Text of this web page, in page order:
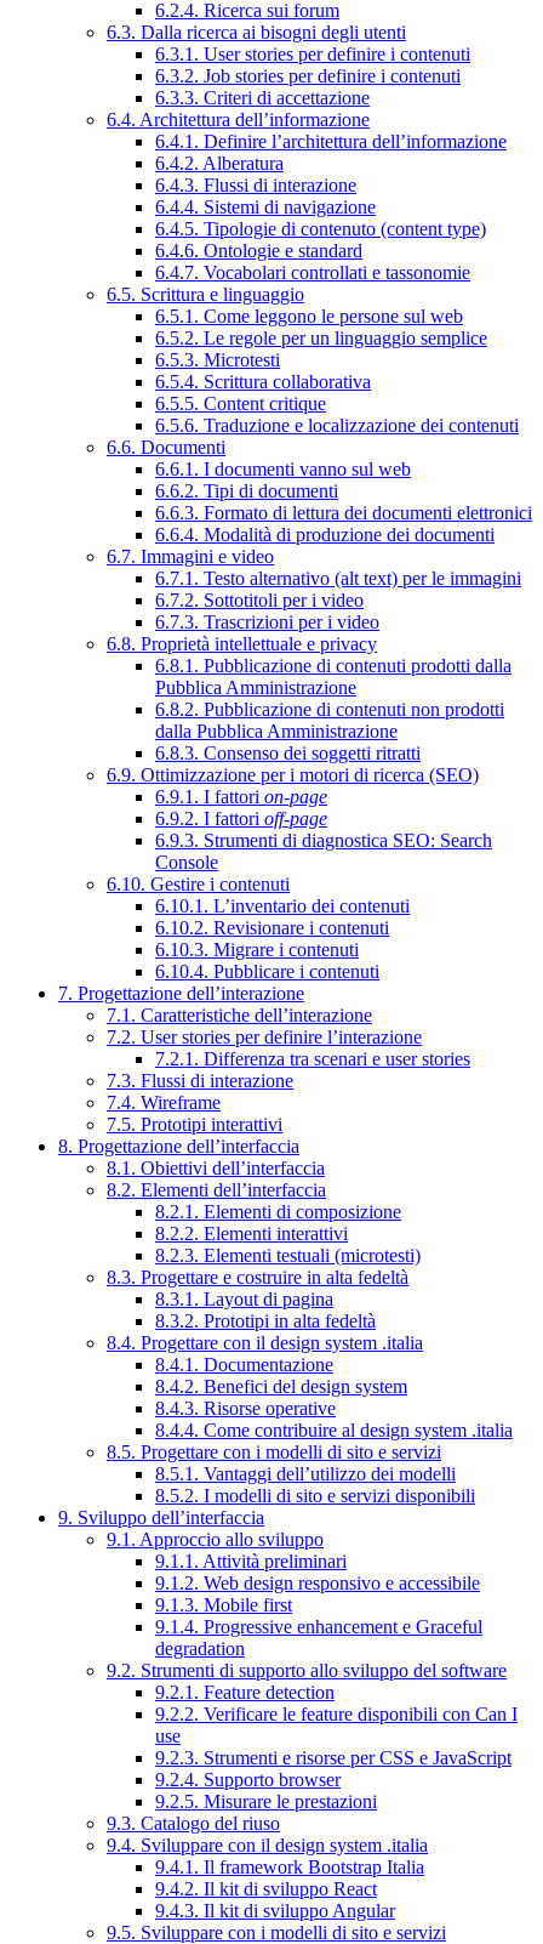
6.2.4. Ricerca sui forum
6.3. Dalla ricerca ai bisogni degli utenti
6.3.1. User stories per definire i contenuti
6.3.2. Job stories per definire i contenuti
6.3.3. Criteri di accettazione
6.4. Architettura dell’informazione
6.4.1. Definire l’architettura dell’informazione
6.4.2. Alberatura
6.4.3. Flussi di interazione
6.4.4. Sistemi di navigazione
6.4.5. Tipologie di contenuto (content type)
6.4.6. Ontologie e standard
6.4.7. Vocabolari controllati e tassonomie
6.5. Scrittura e linguaggio
6.5.1. Come leggono le persone sul web
6.5.2. Le regole per un linguaggio semplice
6.5.3. Microtesti
6.5.4. Scrittura collaborativa
6.5.5. Content critique
6.5.6. Traduzione e localizzazione dei contenuti
6.6. Documenti
6.6.1. I documenti vanno sul web
6.6.2. Tipi di documenti
6.6.3. Formato di lettura dei documenti elettronici
6.6.4. Modalità di produzione dei documenti
6.7. Immagini e video
6.7.1. Testo alternativo (alt text) per le immagini
6.7.2. Sottotitoli per i video
6.7.3. Trascrizioni per i video
6.8. Proprietà intellettuale e privacy
6.8.1. Pubblicazione di contenuti prodotti dalla
Pubblica Amministrazione
6.8.2. Pubblicazione di contenuti non prodotti
dalla Pubblica Amministrazione
6.8.3. Consenso dei soggetti ritratti
6.9. Ottimizzazione per i motori di ricerca (SEO)
6.9.1. I fattori on-page
6.9.2. I fattori off-page
6.9.3. Strumenti di diagnostica SEO: Search
Console
6.10. Gestire i contenuti
6.10.1. L’inventario dei contenuti
6.10.2. Revisionare i contenuti
6.10.3. Migrare i contenuti
6.10.4. Pubblicare i contenuti
7. Progettazione dell’interazione
7.1. Caratteristiche dell’interazione
7.2. User stories per definire l’interazione
7.2.1. Differenza tra scenari e user stories
7.3. Flussi di interazione
7.4. Wireframe
7.5. Prototipi interattivi
8. Progettazione dell’interfaccia
8.1. Obiettivi dell’interfaccia
8.2. Elementi dell’interfaccia
8.2.1. Elementi di composizione
8.2.2. Elementi interattivi
8.2.3. Elementi testuali (microtesti)
8.3. Progettare e costruire in alta fedeltà
8.3.1. Layout di pagina
8.3.2. Prototipi in alta fedeltà
8.4. Progettare con il design system .italia
8.4.1. Documentazione
8.4.2. Benefici del design system
8.4.3. Risorse operative
8.4.4. Come contribuire al design system .italia
8.5. Progettare con i modelli di sito e servizi
8.5.1. Vantaggi dell’utilizzo dei modelli
8.5.2. I modelli di sito e servizi disponibili
9. Sviluppo dell’interfaccia
9.1. Approccio allo sviluppo
9.1.1. Attività preliminari
9.1.2. Web design responsivo e accessibile
9.1.3. Mobile first
9.1.4. Progressive enhancement e Graceful
degradation
9.2. Strumenti di supporto allo sviluppo del software
9.2.1. Feature detection
9.2.2. Verificare le feature disponibili con Can I
use
9.2.3. Strumenti e risorse per CSS e JavaScript
9.2.4. Supporto browser
9.2.5. Misurare le prestazioni
9.3. Catalogo del riuso
9.4. Sviluppare con il design system .italia
9.4.1. Il framework Bootstrap Italia
9.4.2. Il kit di sviluppo React
9.4.3. Il kit di sviluppo Angular
9.5. Sviluppare con i modelli di sito e servizi